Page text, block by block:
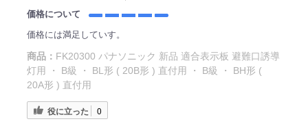
価格について
価格には満足していす。
商品： FK20300 パナソニック 新品 適合表示板 避難口誘導
灯用 ・ B級 ・ BL形 ( 20B形 ) 直付用 ・ B級 ・ BH形 (
20A形 ) 直付用
役に立った 0